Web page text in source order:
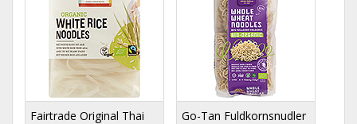
Fairtrade Original Thai
Go-Tan Fuldkornsnudler